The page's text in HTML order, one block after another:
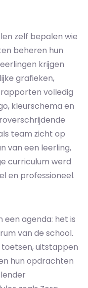
zelf bepalen wie
beheren hun
krijgen
grafieken,
volledig
kleurschema en
team zicht op
van een leerling,
curriculum werd
en professioneel.
een agenda: het is
van de school.
uitstappen
hun opdrachten